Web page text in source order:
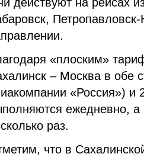
«плоским»
– Москва в обе
«Россия») и
ежедневно, а
раз.
что в